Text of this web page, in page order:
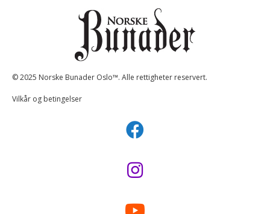
© 2025 Norske Bunader Oslo™. Alle rettigheter reservert.
Vilkår og betingelser